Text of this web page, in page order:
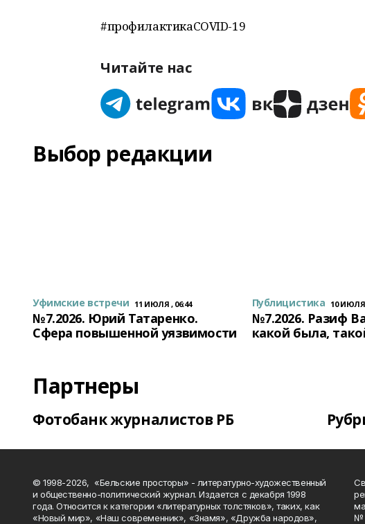
#профилактикаCOVID-19
Читайте нас
Выбор редакции
Уфимские встречи 11 ИЮЛЯ , 06:44
№7.2026. Юрий Татаренко.
Сфера повышенной уязвимости
Публицистика 10 ИЮЛЯ
№7.2026. Разиф
какой была,
Партнеры
Фотобанк журналистов РБ
© 1998-2026, «Бельские просторы» - литературно-художественный
и общественно-политический журнал. Издается с декабря 1998
года. Относится к категории «литературных толстяков», таких, как
«Новый мир», «Наш современник», «Знамя», «Дружба народов»,
№